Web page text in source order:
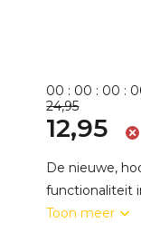
00 : 00 : 00 : 0
24,95
12,95
De nieuwe,
functionaliteit
Toon meer